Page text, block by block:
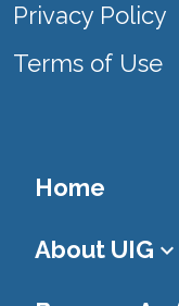
Privacy Policy
Terms of Use
Home
About UIG keyboard_arrow_down